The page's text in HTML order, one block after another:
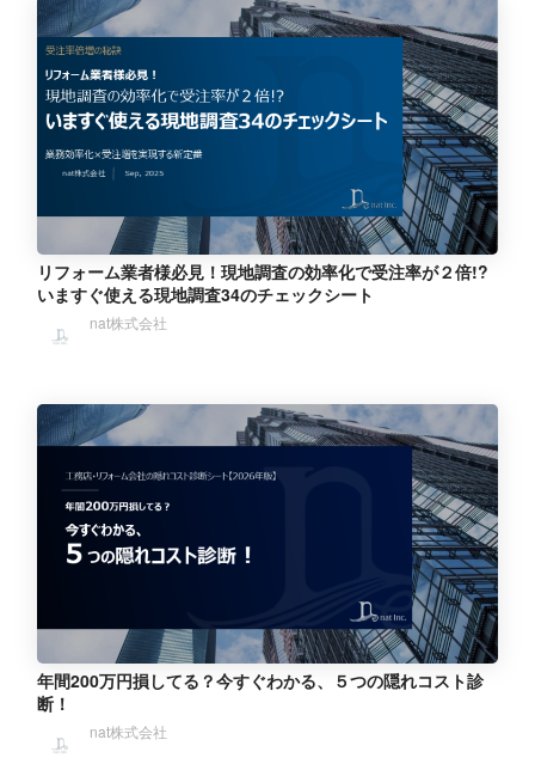
リフォーム業者様必見！現地調査の効率化で受注率が２倍!?
いますぐ使える現地調査34のチェックシート
nat株式会社
年間200万円損してる？今すぐわかる、５つの隠れコスト診
断！
nat株式会社